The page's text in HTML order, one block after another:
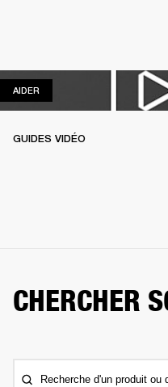
AIDER
GUIDES VIDÉO
CHERCHER
Recherche d'un produit ou